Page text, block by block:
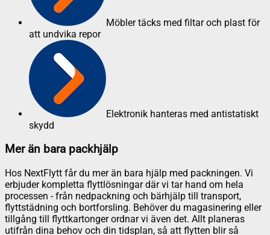
Möbler täcks med filtar och plast för
att undvika repor
Elektronik hanteras med antistatiskt
skydd
Mer än bara packhjälp
Hos NextFlytt får du mer än bara hjälp med packningen. Vi
erbjuder kompletta flyttlösningar där vi tar hand om hela
processen - från nedpackning och bärhjälp till transport,
flyttstädning och bortforsling. Behöver du magasinering eller
tillgång till flyttkartonger ordnar vi även det. Allt planeras
utifrån dina behov och din tidsplan, så att flytten blir så